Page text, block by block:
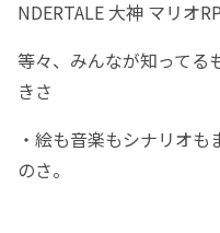
NDERTALE 大神 マリオ
等々、みんなが知ってる
きさ
・絵も音楽もシナリオ
のさ。